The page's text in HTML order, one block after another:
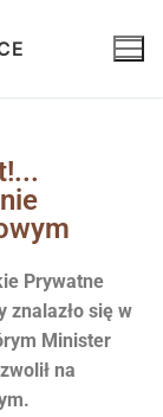
Prywatne
znalazło się w
Minister
na